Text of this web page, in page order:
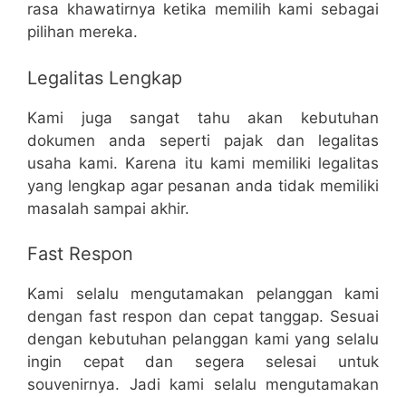
rasa khawatirnya ketika memilih kami sebagai
pilihan mereka.
Legalitas Lengkap
Kami juga sangat tahu akan kebutuhan
dokumen anda seperti pajak dan legalitas
usaha kami. Karena itu kami memiliki legalitas
yang lengkap agar pesanan anda tidak memiliki
masalah sampai akhir.
Fast Respon
Kami selalu mengutamakan pelanggan kami
dengan fast respon dan cepat tanggap. Sesuai
dengan kebutuhan pelanggan kami yang selalu
ingin cepat dan segera selesai untuk
souvenirnya. Jadi kami selalu mengutamakan